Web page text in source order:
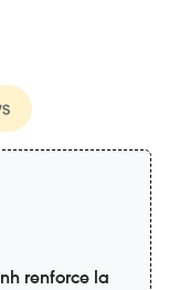
renforce la